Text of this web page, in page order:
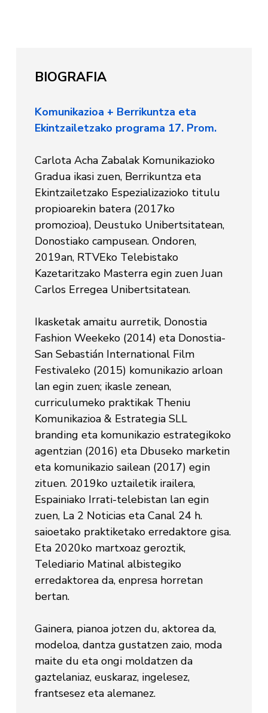
BIOGRAFIA
Komunikazioa + Berrikuntza eta
Ekintzailetzako programa 17. Prom.
Carlota Acha Zabalak Komunikazioko
Gradua ikasi zuen, Berrikuntza eta
Ekintzailetzako Espezializazioko titulu
propioarekin batera (2017ko
promozioa), Deustuko Unibertsitatean,
Donostiako campusean. Ondoren,
2019an, RTVEko Telebistako
Kazetaritzako Masterra egin zuen Juan
Carlos Erregea Unibertsitatean.
Ikasketak amaitu aurretik, Donostia
Fashion Weekeko (2014) eta Donostia-
San Sebastián International Film
Festivaleko (2015) komunikazio arloan
lan egin zuen; ikasle zenean,
curriculumeko praktikak Theniu
Komunikazioa & Estrategia SLL
branding eta komunikazio estrategikoko
agentzian (2016) eta Dbuseko marketin
eta komunikazio sailean (2017) egin
zituen. 2019ko uztailetik irailera,
Espainiako Irrati-telebistan lan egin
zuen, La 2 Noticias eta Canal 24 h.
saioetako praktiketako erredaktore gisa.
Eta 2020ko martxoaz geroztik,
Telediario Matinal albistegiko
erredaktorea da, enpresa horretan
bertan.
Gainera, pianoa jotzen du, aktorea da,
modeloa, dantza gustatzen zaio, moda
maite du eta ongi moldatzen da
gaztelaniaz, euskaraz, ingelesez,
frantsesez eta alemanez.